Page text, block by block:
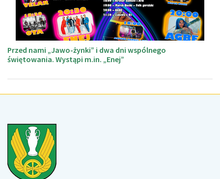
Przed nami „Jawo-żynki” i dwa dni wspólnego
świętowania. Wystąpi m.in. „Enej”